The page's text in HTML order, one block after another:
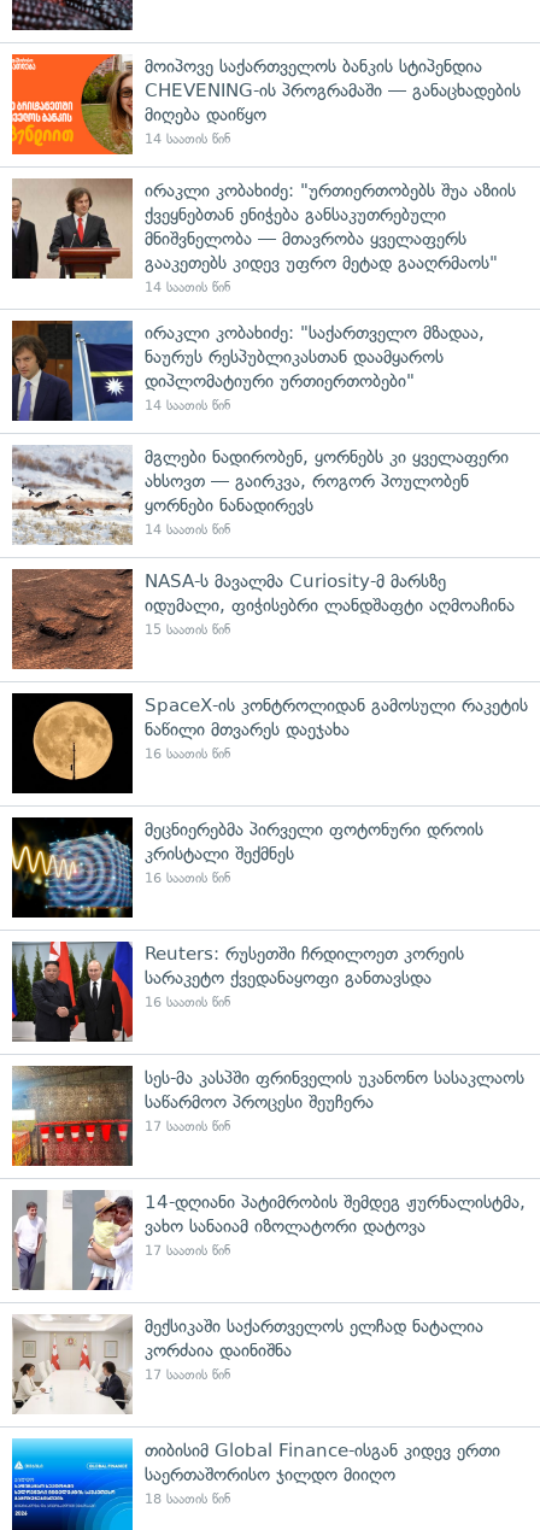
მოიპოვე საქართველოს ბანკის სტიპენდია
CHEVENING-ის პროგრამაში — განაცხადების
მიღება დაიწყო
14 საათის წინ
ირაკლი კობახიძე: "ურთიერთობებს შუა აზიის
ქვეყნებთან ენიჭება განსაკუთრებული
მნიშვნელობა — მთავრობა ყველაფერს
გააკეთებს კიდევ უფრო მეტად გააღრმაოს"
14 საათის წინ
ირაკლი კობახიძე: "საქართველო მზადაა,
ნაურუს რესპუბლიკასთან დაამყაროს
დიპლომატიური ურთიერთობები"
14 საათის წინ
მგლები ნადირობენ, ყორნებს კი ყველაფერი
ახსოვთ — გაირკვა, როგორ პოულობენ
ყორნები ნანადირევს
14 საათის წინ
NASA-ს მავალმა Curiosity-მ მარსზე
იდუმალი, ფიჭისებრი ლანდშაფტი აღმოაჩინა
15 საათის წინ
SpaceX-ის კონტროლიდან გამოსული რაკეტის
ნაწილი მთვარეს დაეჯახა
16 საათის წინ
მეცნიერებმა პირველი ფოტონური დროის
კრისტალი შექმნეს
16 საათის წინ
Reuters: რუსეთში ჩრდილოეთ კორეის
სარაკეტო ქვედანაყოფი განთავსდა
16 საათის წინ
სეს-მა კასპში ფრინველის უკანონო სასაკლაოს
საწარმოო პროცესი შეუჩერა
17 საათის წინ
14-დღიანი პატიმრობის შემდეგ ჟურნალისტმა,
ვახო სანაიამ იზოლატორი დატოვა
17 საათის წინ
მექსიკაში საქართველოს ელჩად ნატალია
კორძაია დაინიშნა
17 საათის წინ
თიბისიმ Global Finance-ისგან კიდევ ერთი
საერთაშორისო ჯილდო მიიღო
18 საათის წინ